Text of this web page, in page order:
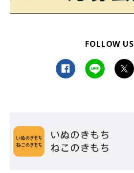
FOLLOW US